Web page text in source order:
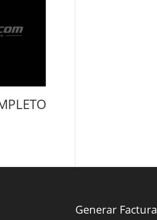
Generar Factura